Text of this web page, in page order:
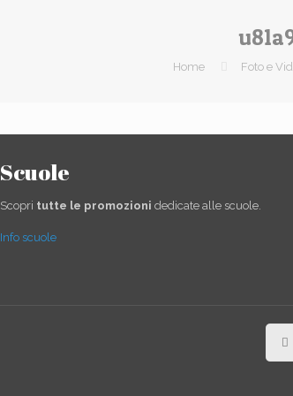
Home Foto e
Scuole
Scopri tutte le promozioni dedicate alle scuole.
Info scuole